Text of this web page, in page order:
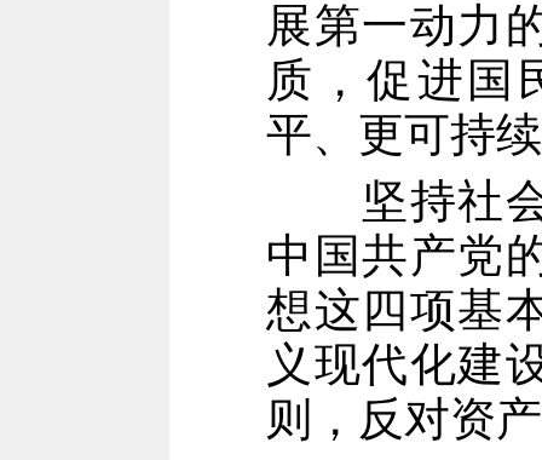
展第一动力
质，促进国
平、更可持
坚持社会
中国共产党
想这四项基
义现代化建
则，反对资